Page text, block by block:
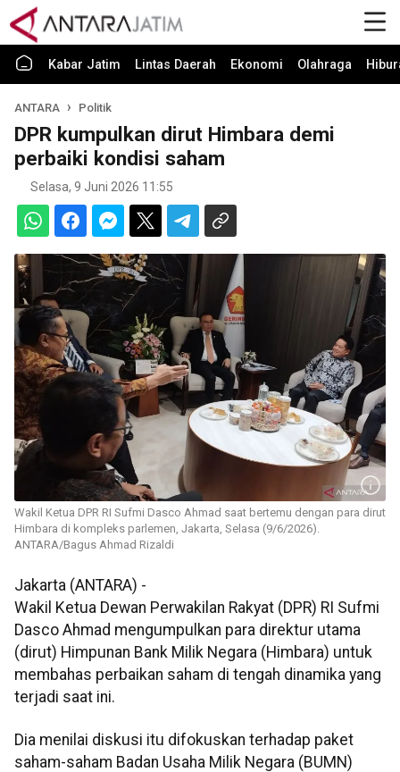
Kabar Jatim Lintas Daerah Ekonomi Olahraga
ANTARA Politik
DPR kumpulkan dirut Himbara demi
perbaiki kondisi saham
Selasa, 9 Juni 2026 11:55
Wakil Ketua DPR RI Sufmi Dasco Ahmad saat bertemu dengan para dirut
Himbara di kompleks parlemen, Jakarta, Selasa (9/6/2026).
ANTARA/Bagus Ahmad Rizaldi
Jakarta (ANTARA) -
Wakil Ketua Dewan Perwakilan Rakyat (DPR) RI Sufmi
Dasco Ahmad mengumpulkan para direktur utama
(dirut) Himpunan Bank Milik Negara (Himbara) untuk
membahas perbaikan saham di tengah dinamika yang
terjadi saat ini.
Dia menilai diskusi itu difokuskan terhadap paket
saham-saham Badan Usaha Milik Negara (BUMN)